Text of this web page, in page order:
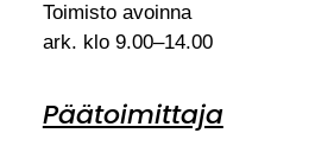
Toimisto avoinna
ark. klo 9.00–14.00
Päätoimittaja